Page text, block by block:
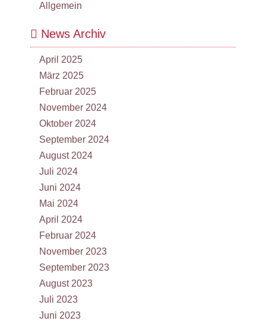
Allgemein
News Archiv
April 2025
März 2025
Februar 2025
November 2024
Oktober 2024
September 2024
August 2024
Juli 2024
Juni 2024
Mai 2024
April 2024
Februar 2024
November 2023
September 2023
August 2023
Juli 2023
Juni 2023